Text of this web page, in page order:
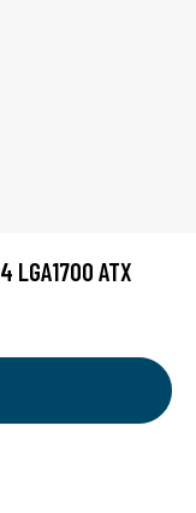
LGA1700 ATX